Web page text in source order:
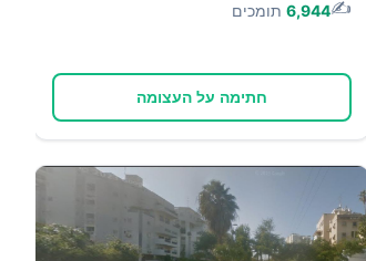
✍️
6,944 תומכים
חתימה על העצומה